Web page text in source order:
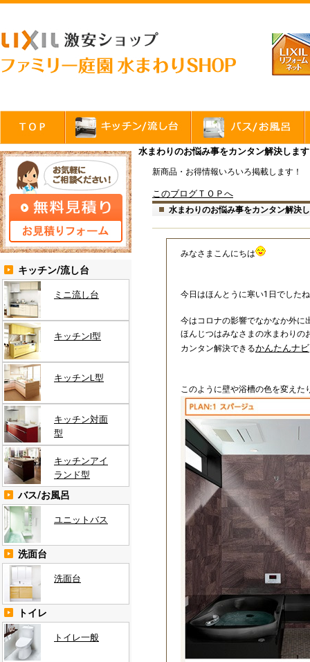
水まわりのお悩み事をカンタン解決しま
新商品・お得情報いろいろ掲載します！
このブログＴＯＰへ
水まわりのお悩み事をカンタン解決
みなさまこんにちは
今日はほんとうに寒い1日でしたね
今はコロナの影響でなかなか外に
ほんじつはみなさまの水まわりの
カンタン解決できるかんたんナビ
このように壁や浴槽の色を変えた
キッチン/流し台
ミニ流し台
キッチンI型
キッチンL型
キッチン対面
型
キッチンアイ
ランド型
バス/お風呂
ユニットバス
洗面台
洗面台
トイレ
トイレ一般